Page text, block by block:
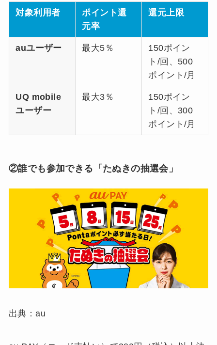
対象利用者
ポイント還
元率
還元上限
auユーザー 最大5％
150ポイン
ト/回、500
ポイント/月
UQ mobile
ユーザー
最大3％
150ポイン
ト/回、300
ポイント/月
②誰でも参加できる「たぬきの抽選会」
出典：au